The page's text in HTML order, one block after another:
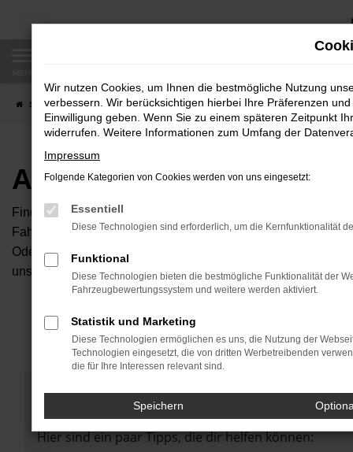
Zum
Startseite Fahrzeugangebote Autobörse
Autobörse
Finden Sie Ihren neuen Traumwagen bei uns. Dafür haben
Fahrzeuge an, die bei uns auf dem Hof stehen. Dann
Oder Sie klicken auf den Button Autobörse und Sie haben
unserem Händlernetzwerk. Diese Fahrzeuge können wir
Fehler: Network Error
Beim Laden ist ein Fehler aufgetreten.
Hier sind ein paar Tipps, die dir helfen können:
Wir nutzen Cookies, um Ihnen die bestmögliche Nutzung
verbessern. Wir berücksichtigen hierbei Ihre Präferenzen
Einwilligung geben. Wenn Sie zu einem späteren Zeitpunkt
widerrufen. Weitere Informationen zum Umfang der
Impressum
Folgende Kategorien von Cookies werden von uns eingesetzt:
Essentiell
Diese Technologien sind erforderlich, um die Kernfunktionalität
Funktional
Diese Technologien bieten die bestmögliche Funktionalität der
Fahrzeugbewertungssystem und weitere werden aktiviert.
Statistik und Marketing
Diese Technologien ermöglichen es uns, die Nutzung der
Technologien eingesetzt, die von dritten Werbetreibenden
die für Ihre Interessen relevant sind.
Speichern